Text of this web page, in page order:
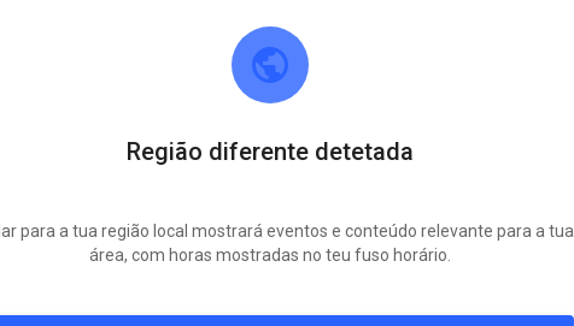
MSC Pegnitz
TERMINOU!
segunda-feira 14:00-18:00
Região diferente detetada
para a tua região local mostrará eventos e conteúdo relevante para a tua
área, com horas mostradas no teu fuso horário.